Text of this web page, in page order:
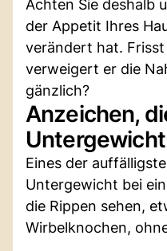
Achten Sie deshalb
der Appetit Ihres
verändert hat.
verweigert er die
gänzlich?
Anzeichen,
Eines der
Untergewicht bei
die Rippen sehen,
Wirbelknochen,